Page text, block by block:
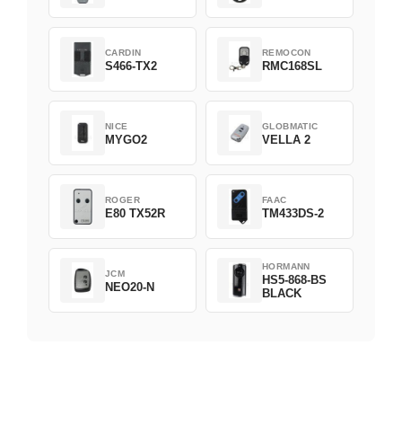
CARDIN
S466-TX2
REMOCON
RMC168SL
NICE
MYGO2
GLOBMATIC
VELLA 2
ROGER
E80 TX52R
FAAC
TM433DS-2
JCM
NEO20-N
HORMANN
HS5-868-BS
BLACK